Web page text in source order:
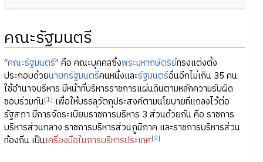
คณะรัฐมนตรี
“คณะรัฐมนตรี” คือ คณะบุคคลซึ่งพระมหากษัตริย์ทรงแต่งตั้ง
ประกอบด้วยนายกรัฐมนตรีคนหนึ่งและรัฐมนตรีอื่นอีกไม่เกิน 35 คน
ใช้อำนาจบริหาร มีหน้าที่บริหารราชการแผ่นดินตามหลักความรับผิด
ชอบร่วมกัน[1] เพื่อให้บรรลุวัตถุประสงค์ตามนโยบายที่แถลงไว้ต่อ
รัฐสภา มีการจัดระเบียบราชการบริหาร 3 ส่วนด้วยกัน คือ ราชการ
บริหารส่วนกลาง ราชการบริหารส่วนภูมิภาค และราชการบริหารส่วน
ท้องถิ่น เป็นเครื่องมือในการบริหารประเทศ[2]